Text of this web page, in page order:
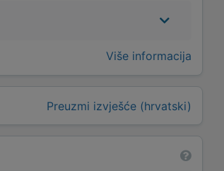
Preuzmi izvješće (hrvatski)
Više informacija